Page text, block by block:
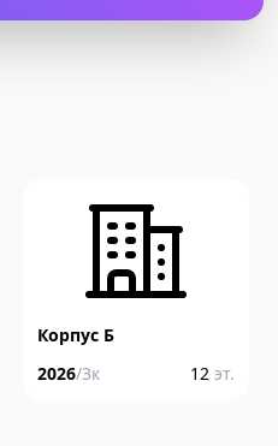
Корпус Б
2026/3к 12 эт.